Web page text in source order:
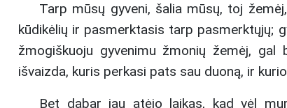
Tarp mūsų gyveni, šalia mūsų, toj
kūdikėlių ir pasmerktasis tarp pasmerktųjų;
žmogiškuoju gyvenimu žmonių žemėj,
išvaizda, kuris perkasi pats sau duoną, ir
Bet dabar jau atėjo laikas, kad vėl